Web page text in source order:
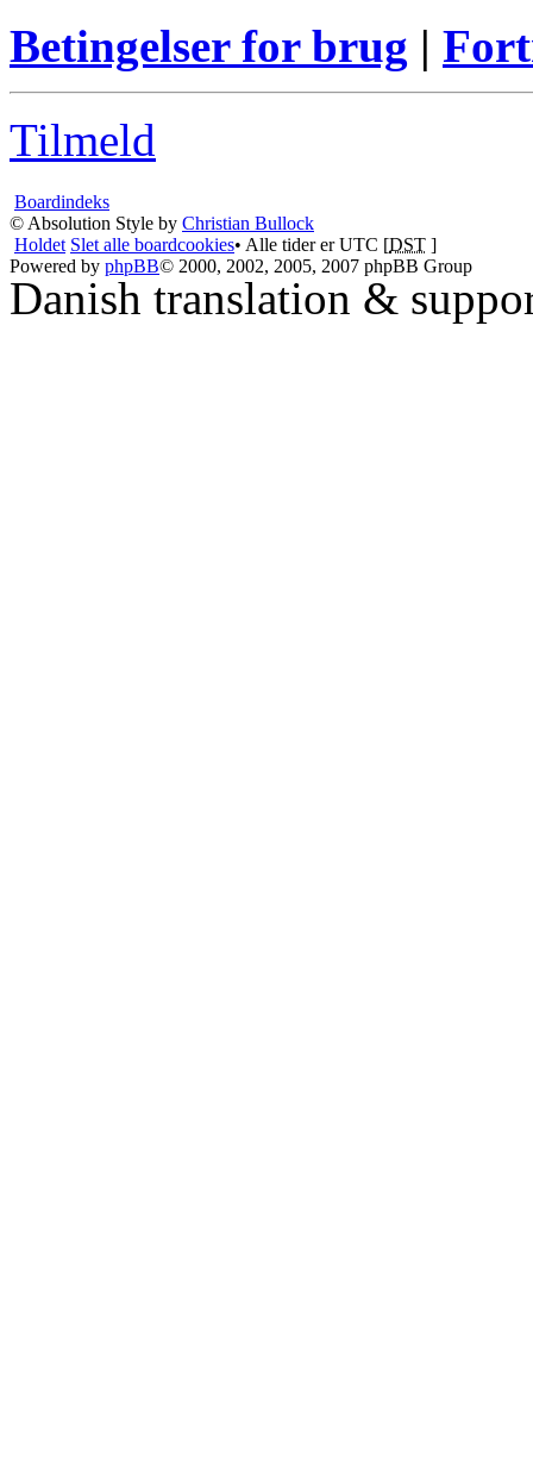
Betingelser for brug |
Tilmeld
Boardindeks
© Absolution Style by Christian Bullock
Holdet Slet alle boardcookies• Alle tider er UTC [DST ]
Powered by phpBB© 2000, 2002, 2005, 2007 phpBB Group
Danish translation &